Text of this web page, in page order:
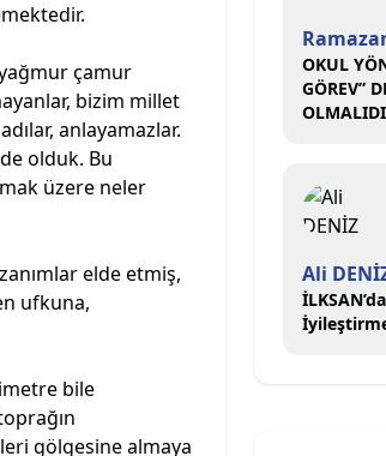
çamur
bizim millet
anlayamazlar.
olduk. Bu
üzere neler
elde etmiş,
ufkuna,
bile
gölgesine almaya
OKUL
GÖREV”
Ali